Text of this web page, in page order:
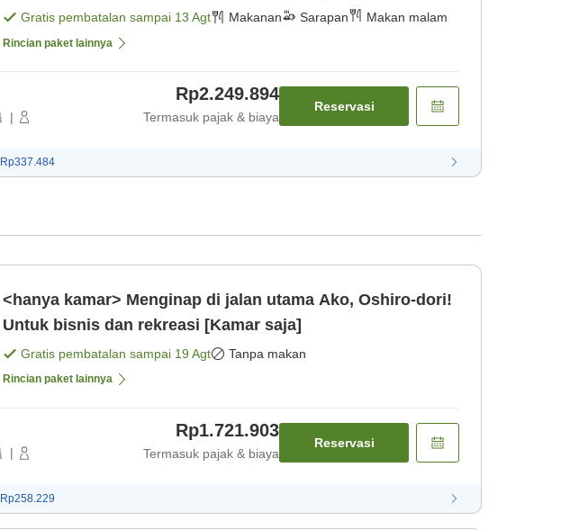
[Makan malam] [Sarapan]
Gratis pembatalan sampai 13 Agt Makanan Sarapan Makan malam
Rincian paket lainnya
|
Rp2.249.894
Termasuk pajak & biaya
Reservasi
Rp337.484
<hanya kamar> Menginap di jalan utama Ako, Oshiro-dori!
Untuk bisnis dan rekreasi [Kamar saja]
Gratis pembatalan sampai 19 Agt Tanpa makan
Rincian paket lainnya
|
Rp1.721.903
Termasuk pajak & biaya
Reservasi
Rp258.229